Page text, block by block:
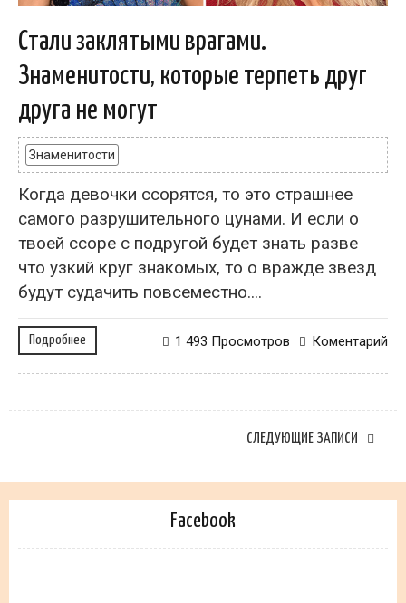
Стали заклятыми врагами.
Знаменитости, которые терпеть друг
друга не могут
Знаменитости
Когда девочки ссорятся, то это страшнее
самого разрушительного цунами. И если о
твоей ссоре с подругой будет знать разве
что узкий круг знакомых, то о вражде звезд
будут судачить повсеместно....
Подробнее Коментарий
1 493 Просмотров
СЛЕДУЮЩИЕ ЗАПИСИ
Facebook